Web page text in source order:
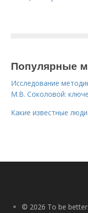
Популярные
Исследование
М.В. Соколовой:
Какие известные
© 2026 To be